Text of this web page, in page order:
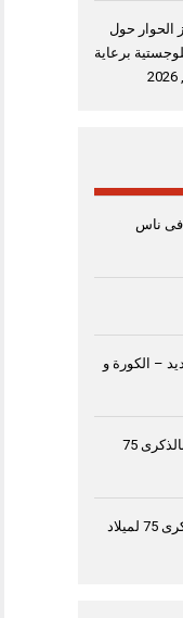
للاستثمار 2026” يعزز الحوار حول
برعاية
ناس
– الكورة و
جوجل تحتفل بالذكرى 75
جوجل تحتفل بالذكرى 75 لميلاد